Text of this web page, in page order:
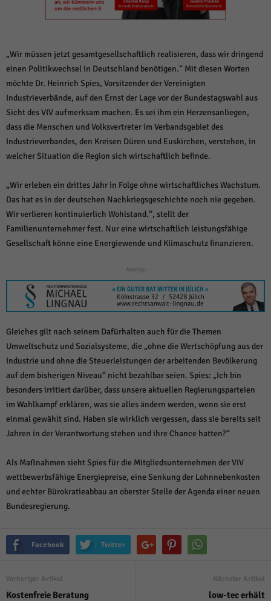
„Wir müssen jetzt gesamtgesellschaftlich realisieren, dass wir dringend
einen Politikwechsel in Deutschland benötigen.“ Mit diesen Worten
möchte Dr. Heinrich Spies, Vorsitzender der Vereinigten
Industrieverbände, auf den Ernst der Lage vor der Bundestagswahl aus
Sicht des VIV aufmerksam machen. Es sei ihm ein Herzensanliegen,
dass die Menschen und Volksvertreter im Verbandsgebiet des
Industrieverbandes, den Kreisen Düren und Euskirchen, verstehen, in
welcher Situation die Region sich wirtschaftlich befinde.
„Wir erleben ein drittes Jahr in Folge ohne wirtschaftliches Wachstum.
Das hat es in der deutschen Nachkriegsgeschichte noch nie gegeben.
Wir verlieren kontinuierlich Wohlstand.“, stellt der
Familienunternehmer fest. Nur eine wirtschaftlich leistungsfähige
Gesellschaft könne eine Energiewende und Klimaschutz finanzieren.
- Anzeige -
Gleiches gilt nach seinem Dafürhalten auch für die Themen
Umweltschutz und Sozialsysteme, die „ohne die Wertschöpfung aus der
Industrie und ohne die Steuerleistungen der arbeitenden Bevölkerung
auf dem bisherigen Niveau“ nicht bezahlbar seien. Spies: „Ich bin
besonders irritiert darüber, dass unsere aktuellen Regierungsparteien
im Wahlkampf erklären, was sie alles ändern werden, wenn sie erst
einmal gewählt sind. Haben sie wirklich vergessen, dass sie bereits seit
Jahren in der Verantwortung stehen und ihre Chance hatten?“
Als Maßnahmen sieht Spies für die Mitgliedsunternehmen der VIV
wettbewerbsfähige Energiepreise, eine Senkung der Lohnnebenkosten
und echter Bürokratieabbau an oberster Stelle der Agenda einer neuen
Bundesregierung.
Facebook Twitter
Vorheriger Artikel
Kostenfreie Beratung
Nächster Artikel
low-tec erhält
Essenziell (1)
Essenzielle Cookies ermöglichen grundlegende Funktionen und sind für die
einwandfreie Funktion der Website erforderlich.
Cookie-Informationen anzeigen
Statistiken (1)
uns zu verstehen, wie unsere Besucher unsere Website nutzen.
Cookie-Informationen anzeigen
Marketing (1)
Cookie-Informationen anzeigen
Externe Medien (6)
Inhalte von Videoplattformen und Social-Media-Plattformen werden
standardmäßig blockiert. Wenn Cookies von externen Medien akzeptiert
werden, bedarf der Zugriff auf diese Inhalte keiner manuellen Einwilligung
mehr.
powered by Borlabs Cookie Datenschutzerklärung Impressum